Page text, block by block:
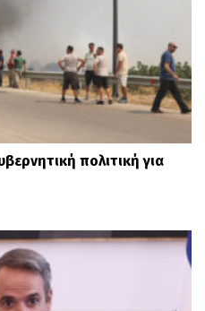
πολιτική για